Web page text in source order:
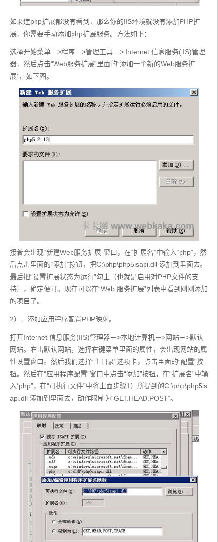
如果连php扩展都没有看到，那么你的IIS环境就没有添加PHP扩
展，你需要手动添加php扩展服务。方法如下：
选择开始菜单－>程序－>管理工具－> Internet 信息服务(IIS)管理
器，然后点击“Web服务扩展”里面的“添加一个新的Web服务扩
展”，如下图。
接着会出现“新建Web服务扩展”窗口，在“扩展名”中输入“php”，然
后点击里面的“添加”按钮，把C:\php\php5isapi.dll 添加到里面去。
最后把“设置扩展状态为运行”勾上（也就是启用对PHP文件的支
持），确定便可。现在可以在“Web 服务扩展”列表中看到刚刚添加
的项目了。
2）、添加应用程序配置PHP映射。
打开Internet 信息服务(IIS)管理器－>本地计算机－>网站－>默认
网站。右击默认网站，选择右键菜单里面的属性，会出现网站的属
性设置窗口。然后我们选择“主目录”选项卡，点击里面的“配置”按
钮。然后在“应用程序配置”窗口中点击“添加”按钮，在“扩展名”中输
入“php”，在“可执行文件”中将上面步骤1）所提到的C:\php\php5is
api.dll 添加到里面去，动作限制为“GET,HEAD,POST”。